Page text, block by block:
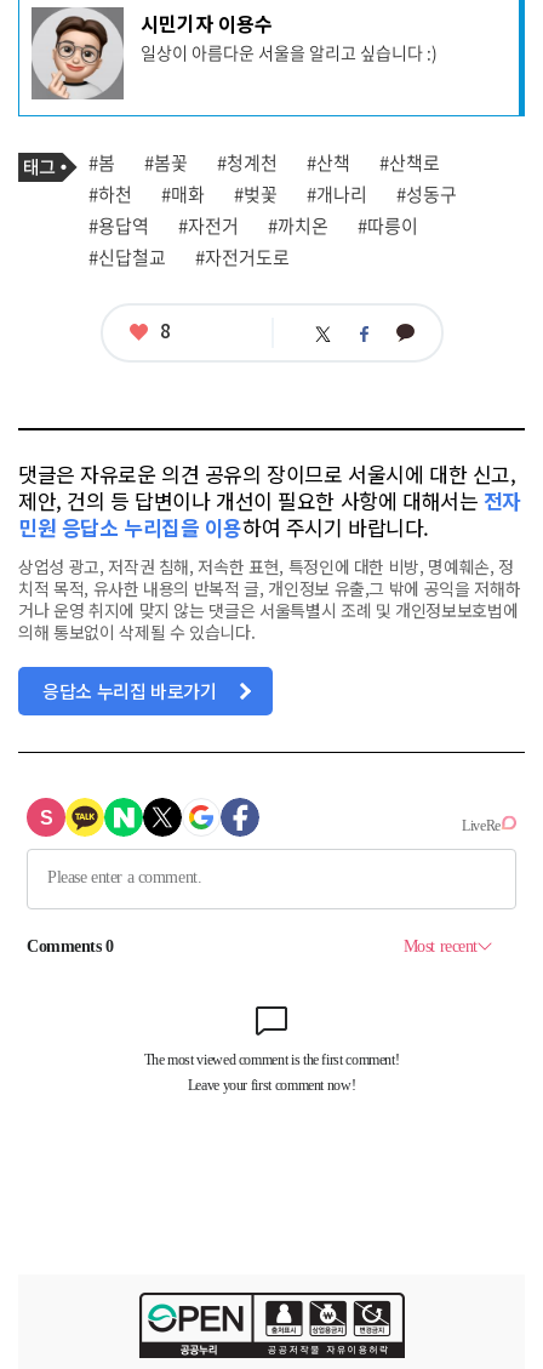
기
사
작
성
자
프
필
시민기자 이용수
일상이 아름다운 서울을 알리고 싶습니다 :)
기
사
관
련
태
그
태
그
#봄 #봄꽃 #청계천 #산책
#산책로
#하천
#매화 #벚꽃 #개나리
#성동구
#용답역
#자전거 #까치온
#따릉이
#신답철교
#자전거도로
좋
8 트 페 카
댓글은 자유로운 의견 공유의 장이므로 서울시에 대한 신고,
제안, 건의 등 답변이나 개선이 필요한 사항에 대해서는 전자
민원 응답소 누리집을 이용하여 주시기 바랍니다.
상업성 광고, 저작권 침해, 저속한 표현, 특정인에 대한 비방, 명예훼손, 정
치적 목적, 유사한 내용의 반복적 글, 개인정보 유출,그 밖에 공익을 저해하
거나 운영 취지에 맞지 않는 댓글은 서울특별시 조례 및 개인정보보호법에
의해 통보없이 삭제될 수 있습니다.
응답소 누리집 바로가기